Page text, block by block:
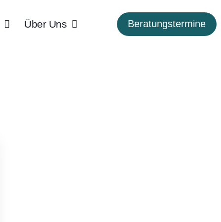
Über Uns Beratungstermine